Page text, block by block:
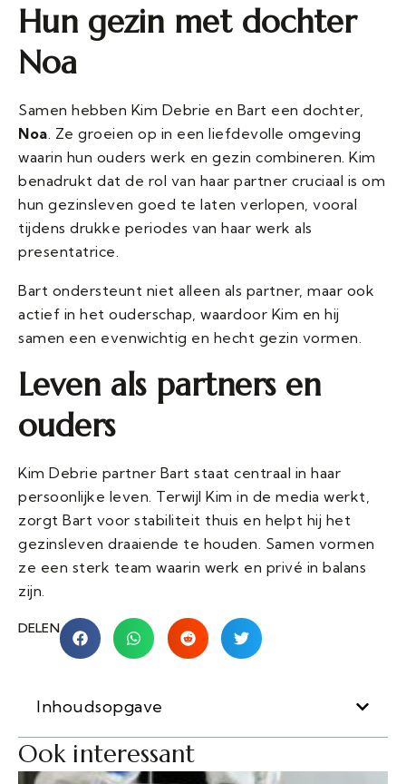
Hun gezin met dochter
Noa
Samen hebben Kim Debrie en Bart een dochter,
Noa . Ze groeien op in een liefdevolle omgeving
waarin hun ouders werk en gezin combineren. Kim
benadrukt dat de rol van haar partner cruciaal is om
hun gezinsleven goed te laten verlopen, vooral
tijdens drukke periodes van haar werk als
presentatrice.
Bart ondersteunt niet alleen als partner, maar ook
actief in het ouderschap, waardoor Kim en hij
samen een evenwichtig en hecht gezin vormen.
Leven als partners en
ouders
Kim Debrie partner Bart staat centraal in haar
persoonlijke leven. Terwijl Kim in de media werkt,
zorgt Bart voor stabiliteit thuis en helpt hij het
gezinsleven draaiende te houden. Samen vormen
ze een sterk team waarin werk en privé in balans
zijn.
DELEN
Inhoudsopgave
Ook interessant